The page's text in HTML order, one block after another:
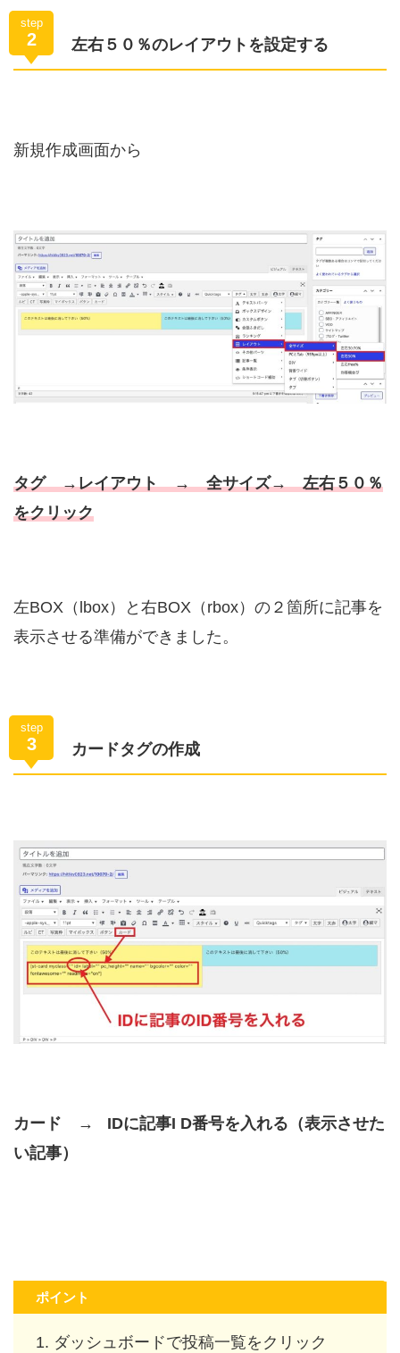
step
2 左右５０％のレイアウトを設定する
新規作成画面から
タグ →レイアウト → 全サイズ→ 左右５０％
をクリック
左BOX（lbox）と右BOX（rbox）の２箇所に記事を
表示させる準備ができました。
step
3 カードタグの作成
カード → IDに記事I D番号を入れる（表示させた
い記事）
ポイント
ダッシュボードで投稿一覧をクリック